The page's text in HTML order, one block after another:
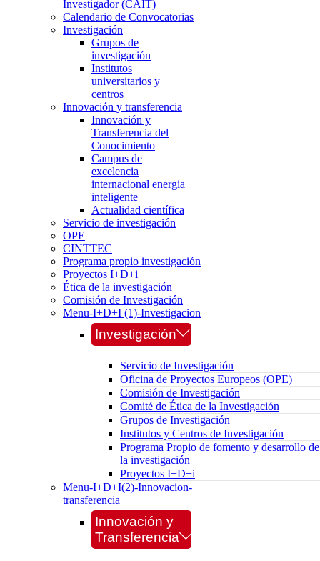
Investigador (CAIT)
Calendario de Convocatorias
Investigación
Grupos de
investigación
Institutos
universitarios y
centros
Innovación y transferencia
Innovación y
Transferencia del
Conocimiento
Campus de
excelencia
internacional energia
inteligente
Actualidad científica
Servicio de investigación
OPE
CINTTEC
Programa propio investigación
Proyectos I+D+i
Ética de la investigación
Comisión de Investigación
Menu-I+D+I (1)-Investigacion
Investigación
Servicio de Investigación
Oficina de Proyectos Europeos (OPE)
Comisión de Investigación
Comité de Ética de la Investigación
Grupos de Investigación
Institutos y Centros de Investigación
Programa Propio de fomento y desarrollo de
la investigación
Proyectos I+D+i
Menu-I+D+I(2)-Innovacion-
transferencia
Innovación y
Transferencia